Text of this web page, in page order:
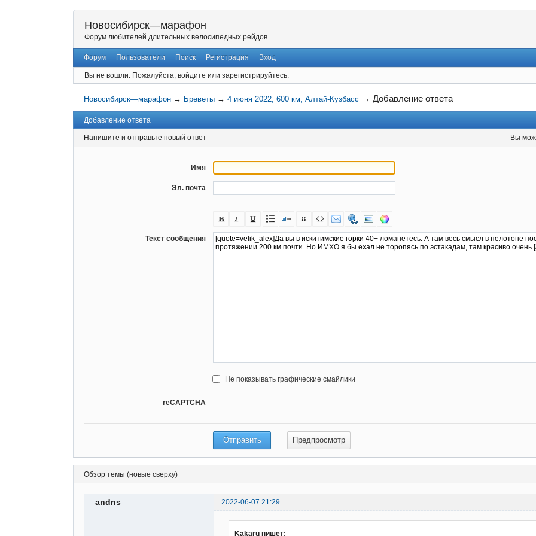
Новосибирск—марафон
Форум любителей длительных велосипедных рейдов
Форум Пользователи Поиск Регистрация Вход
Вы не вошли. Пожалуйста, войдите или зарегистрируйтесь.
Новосибирск—марафон → Бреветы →4 июня 2022, 600 км, Алтай-Кузбасс →Добавление ответа
Добавление ответа
Напишите и отправьте новый ответ Вы
Имя
Эл. почта
Текст сообщения
Не показывать графические смайлики
reCAPTCHA
Обзор темы (новые сверху)
andns 2022-06-07 21:29
Kakaru пишет: